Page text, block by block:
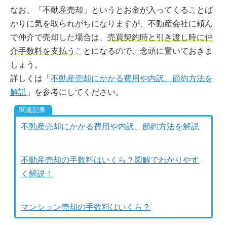
なお、「不動産売却」というとお金が入ってくることば
かりに気を取られがちになりますが、不動産会社に頼ん
で仲介で売却した場合は、 売買契約時と引き渡し時に仲
介手数料を支払う ことになるので、念頭に置いておきま
しょう。
詳しくは「 不動産売却にかかる費用や内訳、節約方法を
解説 」を参考にしてください。
不動産売却にかかる費用や内訳、節約方法を解説
不動産売却の手数料はいくら？図解でわかりやす
く解説！
マンション売却の手数料はいくら？